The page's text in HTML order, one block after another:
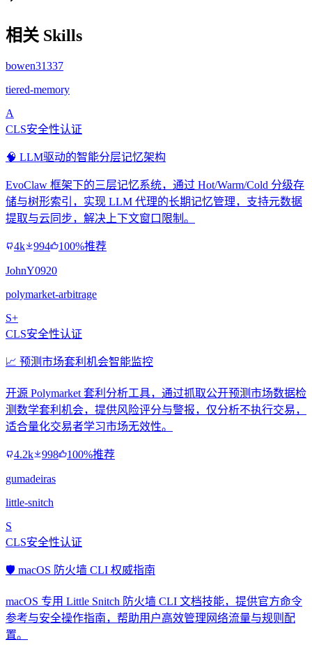
相关 Skills
bowen31337
tiered-memory
A
CLS安全性认证
🧠 LLM驱动的智能分层记忆架构
EvoClaw 框架下的三层记忆系统，通过 Hot/Warm/Cold 分级存
储与树形索引，实现 LLM 代理的长期记忆管理，支持元数据
提取与云同步，解决上下文窗口限制。
4k 994 100%推荐
JohnY0920
polymarket-arbitrage
S+
CLS安全性认证
📈 预测市场套利机会智能监控
开源 Polymarket 套利分析工具，通过抓取公开预测市场数据检
测数学套利机会，提供风险评分与警报，仅分析不执行交易，
适合量化交易者学习市场无效性。
4.2k 998 100%推荐
gumadeiras
little-snitch
S
CLS安全性认证
🛡️ macOS 防火墙 CLI 权威指南
macOS 专用 Little Snitch 防火墙 CLI 文档技能，提供官方命令
参考与安全操作指南，帮助用户高效管理网络流量与规则配
置。